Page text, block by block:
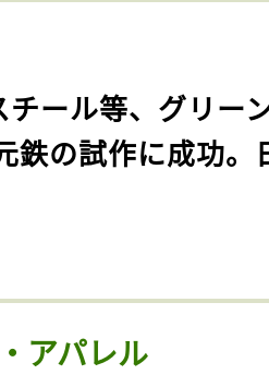
チール等、グリー
鉄の試作に成功。
アパレル